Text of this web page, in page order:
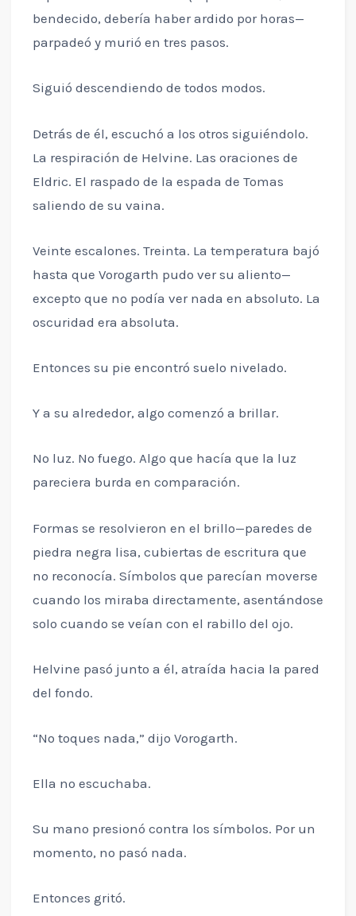
bendecido, debería haber ardido por horas—
parpadeó y murió en tres pasos.
Siguió descendiendo de todos modos.
Detrás de él, escuchó a los otros siguiéndolo.
La respiración de Helvine. Las oraciones de
Eldric. El raspado de la espada de Tomas
saliendo de su vaina.
Veinte escalones. Treinta. La temperatura bajó
hasta que Vorogarth pudo ver su aliento—
excepto que no podía ver nada en absoluto. La
oscuridad era absoluta.
Entonces su pie encontró suelo nivelado.
Y a su alrededor, algo comenzó a brillar.
No luz. No fuego. Algo que hacía que la luz
pareciera burda en comparación.
Formas se resolvieron en el brillo—paredes de
piedra negra lisa, cubiertas de escritura que
no reconocía. Símbolos que parecían moverse
cuando los miraba directamente, asentándose
solo cuando se veían con el rabillo del ojo.
Helvine pasó junto a él, atraída hacia la pared
del fondo.
“No toques nada,” dijo Vorogarth.
Ella no escuchaba.
Su mano presionó contra los símbolos. Por un
momento, no pasó nada.
Entonces gritó.